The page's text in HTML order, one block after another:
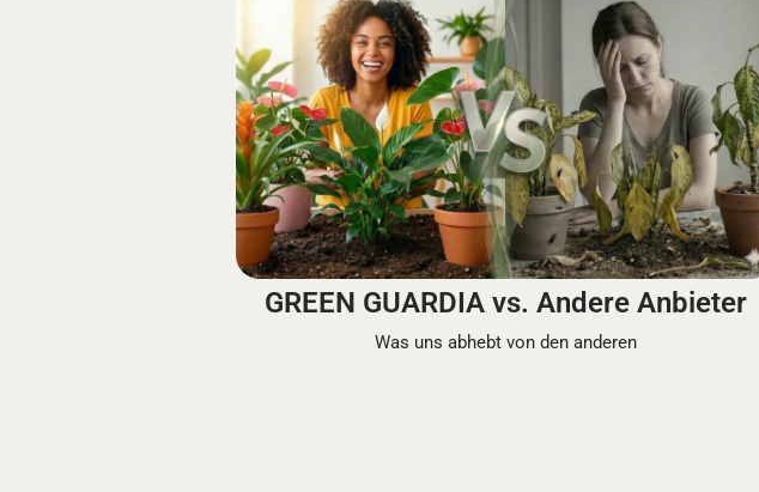
GREEN GUARDIA vs. Andere Anbieter
Was uns abhebt von den anderen